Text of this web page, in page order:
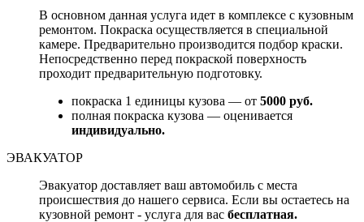
В основном данная услуга идет в комплексе с кузовным
ремонтом. Покраска осуществляется в специальной
камере. Предварительно производится подбор краски.
Непосредственно перед покраской поверхность
проходит предварительную подготовку.
покраска 1 единицы кузова — от 5000 руб.
полная покраска кузова — оценивается
индивидуально.
ЭВАКУАТОР
Эвакуатор доставляет ваш автомобиль с места
происшествия до нашего сервиса. Если вы остаетесь на
кузовной ремонт - услуга для вас бесплатная.